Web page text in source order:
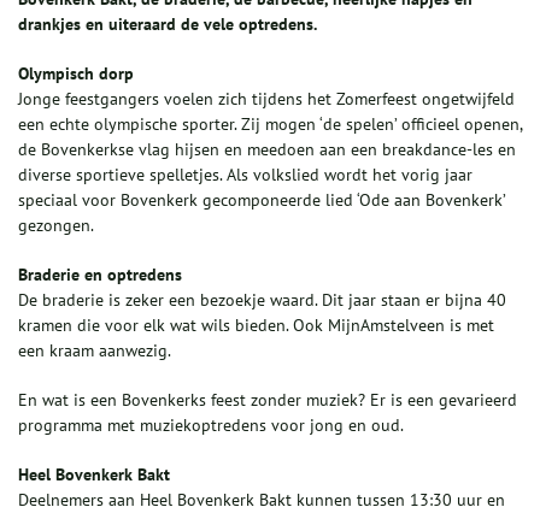
drankjes en uiteraard de vele optredens.
Olympisch dorp
Jonge feestgangers voelen zich tijdens het Zomerfeest ongetwijfeld
een echte olympische sporter. Zij mogen ‘de spelen’ officieel openen,
de Bovenkerkse vlag hijsen en meedoen aan een breakdance-les en
diverse sportieve spelletjes. Als volkslied wordt het vorig jaar
speciaal voor Bovenkerk gecomponeerde lied ‘Ode aan Bovenkerk’
gezongen.
Braderie en optredens
De braderie is zeker een bezoekje waard. Dit jaar staan er bijna 40
kramen die voor elk wat wils bieden. Ook MijnAmstelveen is met
een kraam aanwezig.
En wat is een Bovenkerks feest zonder muziek? Er is een gevarieerd
programma met muziekoptredens voor jong en oud.
Heel Bovenkerk Bakt
Deelnemers aan Heel Bovenkerk Bakt kunnen tussen 13:30 uur en